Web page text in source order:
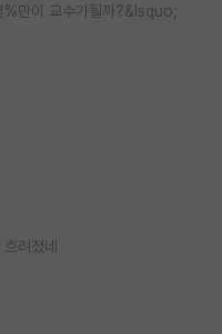
%만이 교수가될까?&lsquo;
려졌네